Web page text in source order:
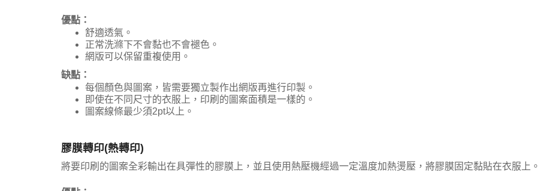
優點：
舒適透氣。
正常洗滌下不會黏也不會褪色。
網版可以保留重複使用。
缺點：
每個顏色與圖案，皆需要獨立製作出網版再進行印製。
即使在不同尺寸的衣服上，印刷的圖案面積是一樣的。
圖案線條最少須2pt以上。
膠膜轉印(熱轉印)
將要印刷的圖案全彩輸出在具彈性的膠膜上，並且使用熱壓機經過一定溫度加熱燙壓，將膠膜固定黏貼在衣服上。